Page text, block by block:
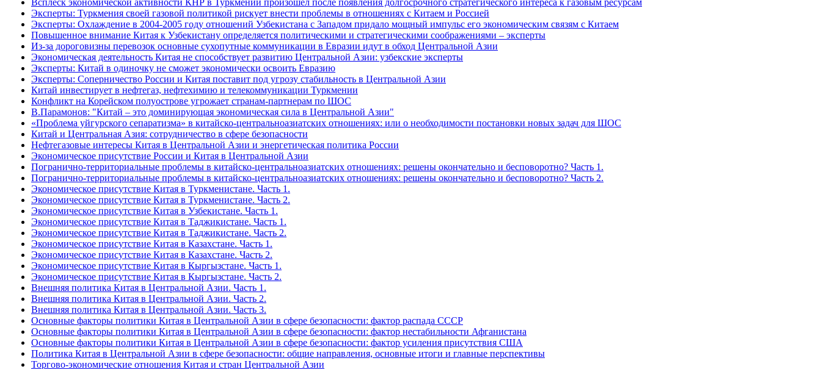
Всплеск экономической активности КНР в Туркмении произошел после появления долгосрочного стратегического интереса к газовым ресурсам
Эксперты: Туркмения своей газовой политикой рискует внести проблемы в отношениях с Китаем и Россией
Эксперты: Охлаждение в 2004-2005 году отношений Узбекистана с Западом придало мощный импульс его экономическим связям с Китаем
Повышенное внимание Китая к Узбекистану определяется политическими и стратегическими соображениями – эксперты
Из-за дороговизны перевозок основные сухопутные коммуникации в Евразии идут в обход Центральной Азии
Экономическая деятельность Китая не способствует развитию Центральной Азии: узбекские эксперты
Эксперты: Китай в одиночку не сможет экономически освоить Евразию
Эксперты: Соперничество России и Китая поставит под угрозу стабильность в Центральной Азии
Китай инвестирует в нефтегаз, нефтехимию и телекоммуникации Туркмении
Конфликт на Корейском полуострове угрожает странам-партнерам по ШОС
В.Парамонов: "Китай – это доминирующая экономическая сила в Центральной Азии"
«Проблема уйгурского сепаратизма» в китайско-центральноазиатских отношениях: или о необходимости постановки новых задач для ШОС
Китай и Центральная Азия: сотрудничество в сфере безопасности
Нефтегазовые интересы Китая в Центральной Азии и энергетическая политика России
Экономическое присутствие России и Китая в Центральной Азии
Погранично-территориальные проблемы в китайско-центральноазиатских отношениях: решены окончательно и бесповоротно? Часть 1.
Погранично-территориальные проблемы в китайско-центральноазиатских отношениях: решены окончательно и бесповоротно? Часть 2.
Экономическое присутствие Китая в Туркменистане. Часть 1.
Экономическое присутствие Китая в Туркменистане. Часть 2.
Экономическое присутствие Китая в Узбекистане. Часть 1.
Экономическое присутствие Китая в Таджикистане. Часть 1.
Экономическое присутствие Китая в Таджикистане. Часть 2.
Экономическое присутствие Китая в Казахстане. Часть 1.
Экономическое присутствие Китая в Казахстане. Часть 2.
Экономическое присутствие Китая в Кыргызстане. Часть 1.
Экономическое присутствие Китая в Кыргызстане. Часть 2.
Внешняя политика Китая в Центральной Азии. Часть 1.
Внешняя политика Китая в Центральной Азии. Часть 2.
Внешняя политика Китая в Центральной Азии. Часть 3.
Основные факторы политики Китая в Центральной Азии в сфере безопасности: фактор распада СССР
Основные факторы политики Китая в Центральной Азии в сфере безопасности: фактор нестабильности Афганистана
Основные факторы политики Китая в Центральной Азии в сфере безопасности: фактор усиления присутствия США
Политика Китая в Центральной Азии в сфере безопасности: общие направления, основные итоги и главные перспективы
Торгово-экономические отношения Китая и стран Центральной Азии